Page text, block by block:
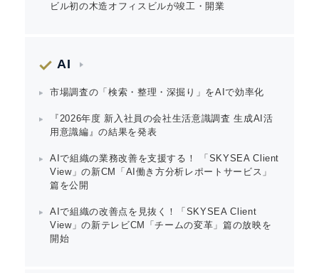
ビル初の木造オフィスビルが竣工・開業
AI
市場調査の「検索・整理・深掘り」をAIで効率化
『2026年度 新入社員の会社生活意識調査 生成AI活
用意識編』の結果を発表
AIで組織の業務改善を支援する！ 「SKYSEA Client
View」の新CM「AI働き方分析レポートサービス」
篇を公開
AIで組織の改善点を見抜く！「SKYSEA Client
View」の新テレビCM「チームの変革」篇の放映を
開始